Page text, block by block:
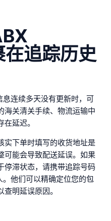
追踪历史
息连续多天没有更新时，可
海关清关手续、物流运输中
延迟。
实下单时填写的收货地址是
可能会导致配送延误。如果
停滞状态，请携带追踪号码
他们可以精确定位您的包
明延误原因。